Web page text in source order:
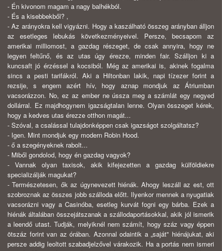
- Én kivonom magam a nagy balhékból.
- És a kisebbekből? ,
- Az arányokra kell vigyázni. Hogy a kaszálható összeg arányban álljon
az esetleges lebukás következményeivel. Persze, becsapom az
amerikai milliomost, a gazdag részeget, de csak annyira, hogy ne
legyen feltűnő, és az utas úgy érezze, minden fair. Szálljon ki a
kuncsaft jó érzéssel a kocsiból. Még az amerikai is, akinek fogalma
sincs a pesti tarifákról. Aki a Hiltonban lakik, napi tízezer forint a
rezsije, s engem azért hív, hogy aznap mondjuk az Átriumban
vacsorázzon. No, ez az ember ne ússza meg a számlát egy negyed
dollárral. Ez majdhogynem igazságtalan lenne. Olyan összeget kérek,
hogy a kedves utas érezze otthon magát...
- Szóval, a csalással tulajdonképpen csak igazságot szolgáltatsz?
- Igen. Mint mondjuk egy modern Robin Hood.
- ő a szegényeknek rabolt...
- Miből gondolod, hogy én gazdag vagyok?
- Vannak olyan taxisok, akik kifejezetten a gazdag külföldiekre
specializálják magukat?
- Természetesen, ők az úgynevezett hiénák. Ahogy leszáll az est, ott
szobroznak az összes jobb szálloda előtt. Ilyenkor mennek a nyugatiak
vacsorázni vagy a Casinóba, esetleg kurvát fogni egy bárba. Ezek a
hiénák általában összejátszanak a szállodaportásokkal, akik jól ismerik
a leendő utast. Tudják, melyiknél nem számít, hogy száz vagy éppen
ötszáz forint van az órában. Azonnal odaintik a „saját" hiénájukat, aki
persze addig leoltott szabadjelzővel várakozik. Ha a portás nem ismeri